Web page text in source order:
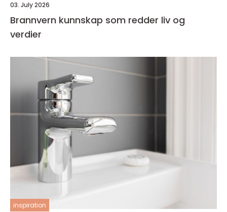
03. July 2026
Brannvern kunnskap som redder liv og
verdier
inspiration